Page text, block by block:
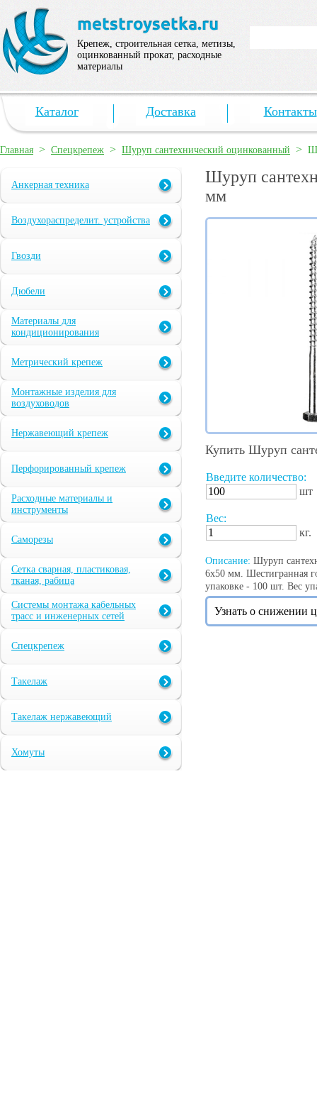
Крепеж, строительная сетка, метизы,
оцинкованный прокат, расходные
материалы
Каталог Доставка Контакты
Главная > Спецкрепеж > Шуруп сантехнический оцинкованный >
Анкерная техника
Воздухораспределит. устройства
Гвозди
Дюбели
Материалы для
кондиционирования
Метрический крепеж
Монтажные изделия для
воздуховодов
Нержавеющий крепеж
Перфорированный крепеж
Расходные материалы и
инструменты
Саморезы
Сетка сварная, пластиковая,
тканая, рабица
Системы монтажа кабельных
трасс и инженерных сетей
Спецкрепеж
Такелаж
Такелаж нержавеющий
Хомуты
Шуруп
мм
Купить Шуруп
Введите количество:
шт
Вес:
кг.
Описание: Шуруп
6х50 мм. Шестигранная
упаковке - 100 шт. Вес
Узнать о снижении